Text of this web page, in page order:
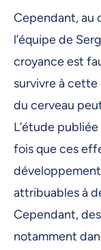
Cependant, au
l’équipe de
croyance est
survivre à
du cerveau
L’étude
fois que ces
attribuables à
Cependant,
notamment